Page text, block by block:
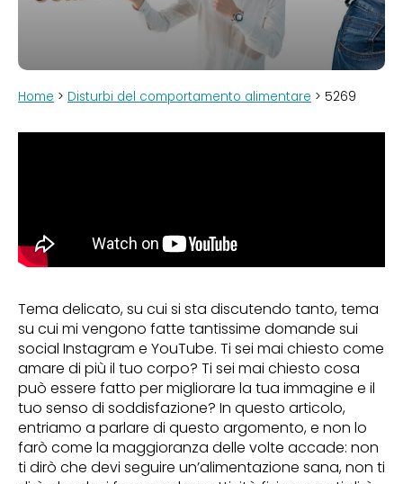
Home > Disturbi del comportamento alimentare > 5269
Tema delicato, su cui si sta discutendo tanto, tema
su cui mi vengono fatte tantissime domande sui
social Instagram e YouTube. Ti sei mai chiesto come
amare di più il tuo corpo? Ti sei mai chiesto cosa
può essere fatto per migliorare la tua immagine e il
tuo senso di soddisfazione? In questo articolo,
entriamo a parlare di questo argomento, e non lo
farò come la maggioranza delle volte accade: non
ti dirò che devi seguire un’alimentazione sana, non ti